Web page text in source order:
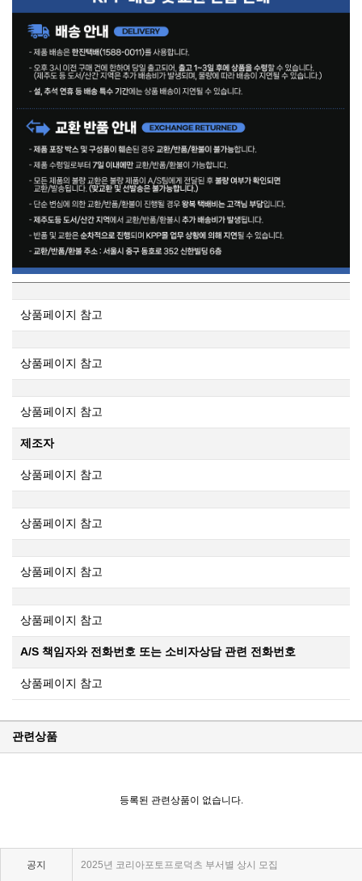
상품페이지 참고
상품페이지 참고
상품페이지 참고
제조자
상품페이지 참고
상품페이지 참고
상품페이지 참고
상품페이지 참고
A/S 책임자와 전화번호 또는 소비자상담 관련 전화번호
상품페이지 참고
관련상품
등록된 관련상품이 없습니다.
공지
KPP 브랜드 품질 보증 안내
2025년 코리아포토프로덕츠 부서별 상시 모집